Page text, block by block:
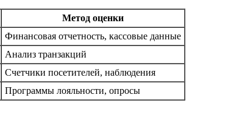
Метод оценки
Финансовая отчетность, кассовые данные
Анализ транзакций
Счетчики посетителей, наблюдения
Программы лояльности, опросы